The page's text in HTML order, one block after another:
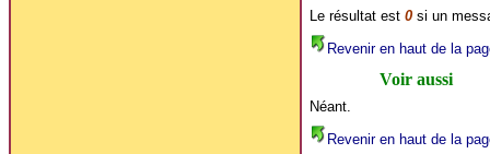
Le résultat est 0si un
Revenir en haut de la
Voir aussi
Néant.
Revenir en haut de la